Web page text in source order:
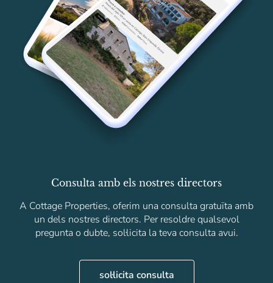
Consulta amb els nostres directors
A Cottage Properties, oferim una consulta gratuïta amb
un dels nostres directors. Per resoldre qualsevol
pregunta o dubte, sol·licita la teva consulta avui.
sol·licita consulta